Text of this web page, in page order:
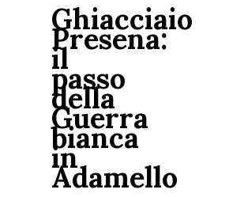
Ghiacciaio
Presena:
il
passo
della
Guerra
bianca
in
Adamello